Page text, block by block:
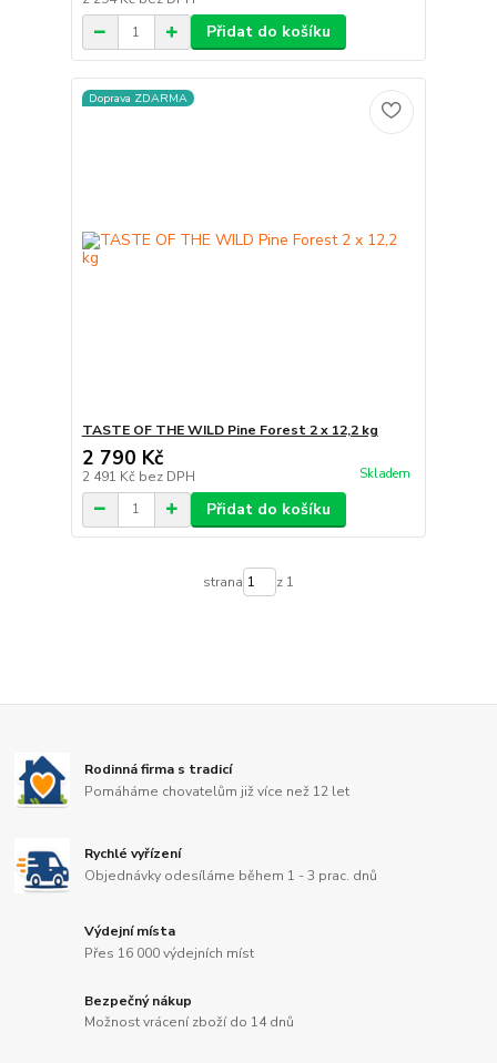
Přidat do košíku
Doprava ZDARMA
TASTE OF THE WILD Pine Forest 2 x 12,2 kg
2 790 Kč
2 491 Kč bez DPH Skladem
Přidat do košíku
strana z 1
Rodinná firma s tradicí
Pomáháme chovatelům již více než 12 let
Rychlé vyřízení
Objednávky odesíláme během 1 - 3 prac. dnů
Výdejní místa
Přes 16 000 výdejních míst
Bezpečný nákup
Možnost vrácení zboží do 14 dnů